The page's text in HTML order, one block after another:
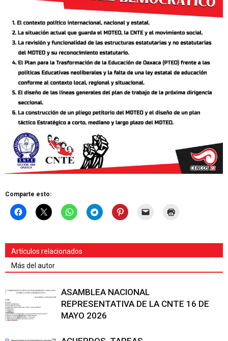
Comparte esto:
Artículos relacionados
Más del autor
ASAMBLEA NACIONAL
REPRESENTATIVA DE LA CNTE 16 DE
MAYO 2026